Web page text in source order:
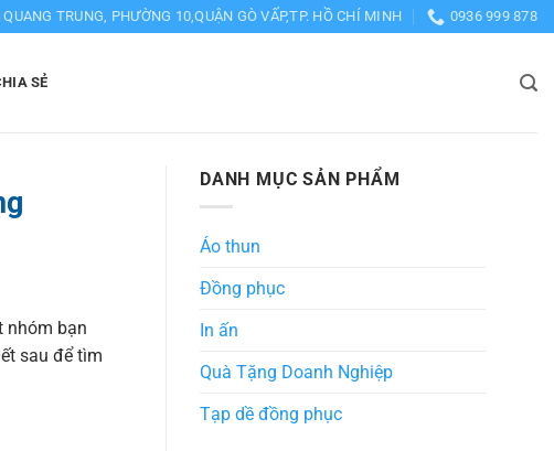
TRUNG, PHƯỜNG 10,QUẬN GÒ VẤP,TP. HỒ CHÍ MINH 0936 999 878
SẺ
nhóm bạn
sau để tìm
DANH MỤC SẢN PHẨM
Áo thun
Đồng phục
In ấn
Quà Tặng Doanh Nghiệp
Tạp dề đồng phục